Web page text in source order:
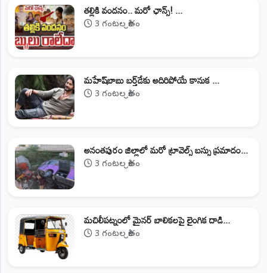
తల్లికి వందనం.. మరో ఛాన్స్! ...
3 గంటల క్రితం
మహేష్‌బాబు బర్త్‌డేకు అదిరిపోయే కానుక ...
3 గంటల క్రితం
అనంతపురం జిల్లాలో మరో ట్రావెల్స్‌ బస్సు ప్రమాదం...
3 గంటల క్రితం
మచిలీపట్నంలో మైనర్ బాలికలపై లైంగిక దాడి...
3 గంటల క్రితం